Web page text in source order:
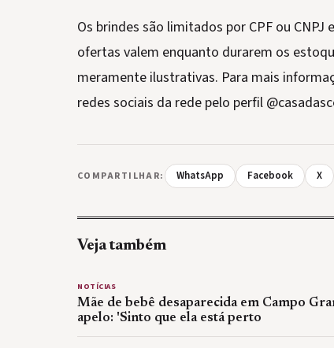
Os brindes são limitados por CPF ou
ofertas valem enquanto durarem os
meramente ilustrativas. Para mais
redes sociais da rede pelo perfil
COMPARTILHAR: WhatsApp Facebook X
Veja também
NOTÍCIAS
Mãe de bebê desaparecida em Campo
apelo: 'Sinto que ela está perto